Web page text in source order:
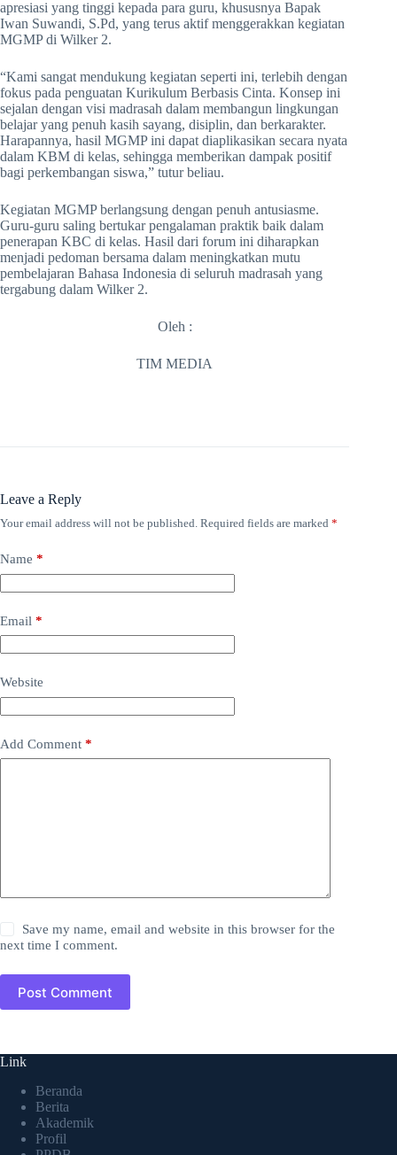
apresiasi yang tinggi kepada para guru, khususnya Bapak
Iwan Suwandi, S.Pd, yang terus aktif menggerakkan kegiatan
MGMP di Wilker 2.
“Kami sangat mendukung kegiatan seperti ini, terlebih dengan
fokus pada penguatan Kurikulum Berbasis Cinta. Konsep ini
sejalan dengan visi madrasah dalam membangun lingkungan
belajar yang penuh kasih sayang, disiplin, dan berkarakter.
Harapannya, hasil MGMP ini dapat diaplikasikan secara nyata
dalam KBM di kelas, sehingga memberikan dampak positif
bagi perkembangan siswa,” tutur beliau.
Kegiatan MGMP berlangsung dengan penuh antusiasme.
Guru-guru saling bertukar pengalaman praktik baik dalam
penerapan KBC di kelas. Hasil dari forum ini diharapkan
menjadi pedoman bersama dalam meningkatkan mutu
pembelajaran Bahasa Indonesia di seluruh madrasah yang
tergabung dalam Wilker 2.
Oleh :
TIM MEDIA
Leave a Reply
Your email address will not be published. Required fields are marked *
Name *
Email *
Website
Add Comment *
Save my name, email and website in this browser for the
next time I comment.
Post Comment
Link
Beranda
Berita
Akademik
Profil